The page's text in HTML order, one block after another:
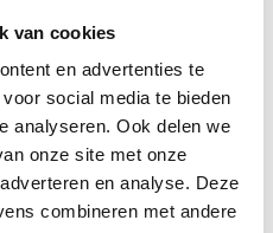
van cookies
en advertenties te
social media te bieden
analyseren. Ook delen we
onze site met onze
en analyse. Deze
combineren met andere
en nieuwe
behoren duidelijk tot
VRIJSTAAND_HOUT